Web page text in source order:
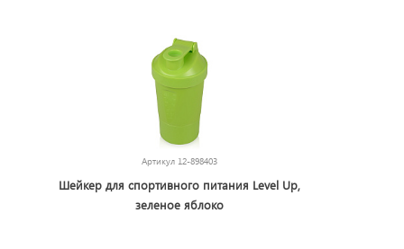
Артикул 12-898403
Шейкер для спортивного питания Level Up,
зеленое яблоко